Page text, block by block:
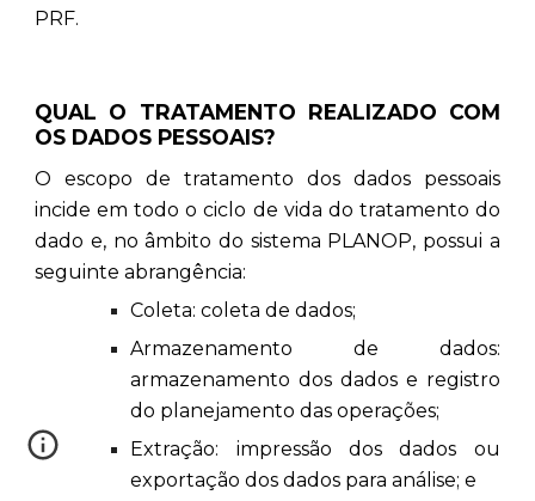
PRF.
QUAL O TRATAMENTO REALIZADO COM
OS DADOS PESSOAIS?
O escopo de tratamento dos dados pessoais
incide em todo o ciclo de vida do tratamento do
dado e, no âmbito do sistema PLANOP, possui a
seguinte abrangência:
Coleta: coleta de dados;
Armazenamento de dados:
armazenamento dos dados e registro
do planejamento das operações;
Extração: impressão dos dados ou
exportação dos dados para análise; e